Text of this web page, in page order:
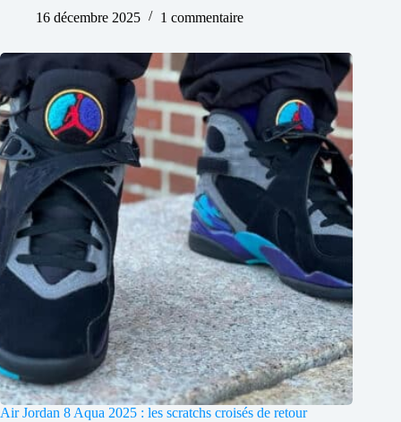
16 décembre 2025
1 commentaire
Air Jordan 8 Aqua 2025 : les scratchs croisés de retour